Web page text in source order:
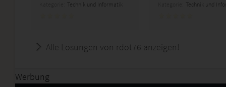
Technik und Informatik Technik und
Alle Lösungen von rdot76 anzeigen!
Werbung